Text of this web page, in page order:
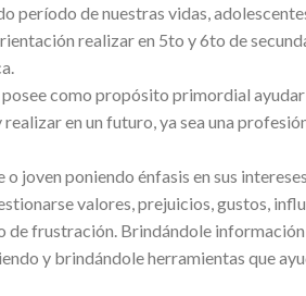
período de nuestras vidas,
realizar en 5to y 6to de
como propósito primordial
en un futuro, ya sea una
o joven poniendo énfasis en sus
valores, prejuicios, gustos,
de frustración. Brindándole
y brindándole herramientas que